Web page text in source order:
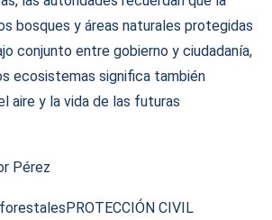
bosques y áreas naturales protegidas
conjunto entre gobierno y ciudadanía,
ecosistemas significa también
aire y la vida de las futuras
Pérez
PROTECCIÓN CIVIL